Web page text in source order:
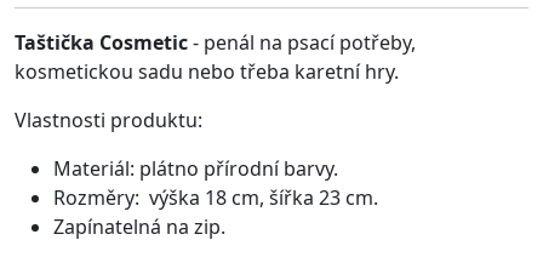
Taštička Cosmetic- penál na psací potřeby,
kosmetickou sadu nebo třeba karetní hry.
Vlastnosti produktu:
Materiál: plátno přírodní barvy.
Rozměry: výška 18 cm, šířka 23 cm.
Zapínatelná na zip.